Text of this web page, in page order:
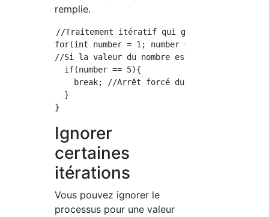
remplie.
//Traitement itératif qui génère un nombre
for(int number = 1; number <= 100; number
//Si la valeur du nombre est 5 dans la
  if(number == 5){
break; //Arrêt forcé du traitement
  }
Ignorer
certaines
itérations
Vous pouvez ignorer le
processus pour une valeur